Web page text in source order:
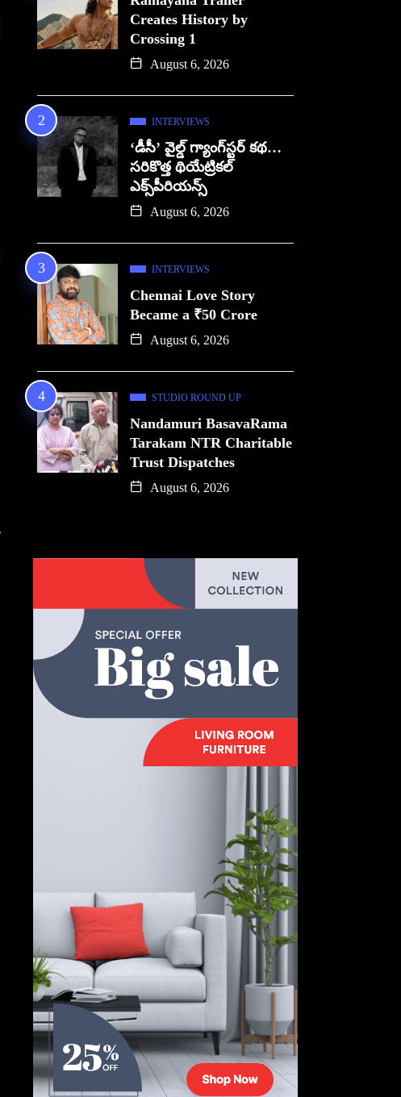
Creates History by
Crossing 1
August 6, 2026
INTERVIEWS
‘డీసీ’ వైల్డ్ గ్యాంగ్‌స్టర్ కథ…
సరికొత్త థియేట్రికల్
ఎక్స్‌పీరియన్స్
August 6, 2026
INTERVIEWS
Chennai Love Story
Became a ₹50 Crore
August 6, 2026
STUDIO ROUND UP
Nandamuri BasavaRama
Tarakam NTR Charitable
Trust Dispatches
August 6, 2026